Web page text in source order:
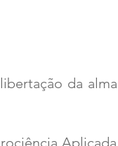
da